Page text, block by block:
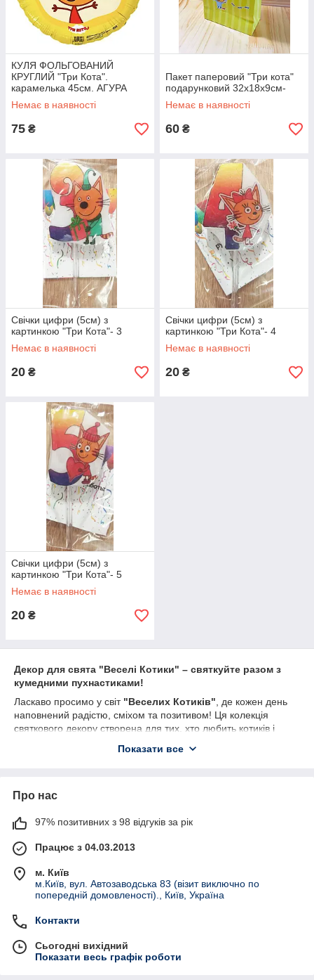
КУЛЯ ФОЛЬГОВАНИЙ
КРУГЛИЙ "Три Кота".
карамелька 45см. АГУРА
Немає в наявності
75 ₴
Пакет паперовий "Три кота"
подарунковий 32х18х9см-
Немає в наявності
60 ₴
Свічки цифри (5см) з
картинкою "Три Кота"- 3
Немає в наявності
20 ₴
Свічки цифри (5см) з
картинкою "Три Кота"- 4
Немає в наявності
20 ₴
Свічки цифри (5см) з
картинкою "Три Кота"- 5
Немає в наявності
20 ₴
Декор для свята "Веселі Котики" – святкуйте разом з
кумедними пухнастиками!
Ласкаво просимо у світ "Веселих Котиків" , де кожен день
наповнений радістю, сміхом та позитивом! Ця колекція
святкового декору створена для тих, хто любить котиків і
мультсеріалу
часто є ініціатором ідей для ігор та розваг, а також
добродушний характер і веселий настрій роблять його
Карамелька
– це персонаж, який символізує радість,
дружбу та позитивний підхід до життя. Карамелька
друзів у складних ситуаціях.
підтримку та радість у спілкуванні, і його пригоди
завжди наповнені сміхом і позитивом.
Показати все
Про нас
97% позитивних з 98 відгуків за рік
Працює з 04.03.2013
м. Київ
м.Київ, вул. Автозаводська 83 (візит виключно по
попередній домовленості)., Київ, Україна
Контакти
Сьогодні вихідний
Показати весь графік роботи